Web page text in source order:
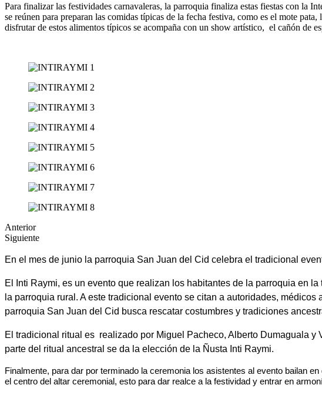
Para finalizar las festividades carnavaleras, la parroquia finaliza estas fiestas con la
se reúnen para preparan las comidas típicas de la fecha festiva, como es el mote
disfrutar de estos alimentos típicos se acompaña con un show artístico, el cañón de
Anterior
Siguiente
En el mes de junio la parroquia San Juan del Cid celebra el tradicional
El Inti Raymi, es un evento que realizan los habitantes de la parroquia en
la parroquia rural. A este tradicional evento se citan a autoridades,
parroquia San Juan del Cid busca rescatar costumbres y tradiciones
El tradicional ritual es realizado por Miguel Pacheco, Alberto Dumaguala
parte del ritual ancestral se da la elección de la Ñusta Inti Raymi.
Finalmente, para dar por terminado la ceremonia los asistentes al evento bailan
el centro del altar ceremonial, esto para dar realce a la festividad y entrar en